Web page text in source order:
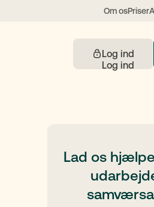
Om osPriser
Log ind
Lad os